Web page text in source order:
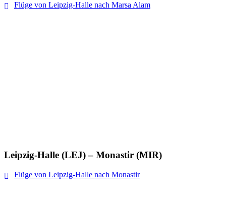
Flüge von Leipzig-Halle nach Marsa Alam
Leipzig-Halle (LEJ) – Monastir (MIR)
Flüge von Leipzig-Halle nach Monastir